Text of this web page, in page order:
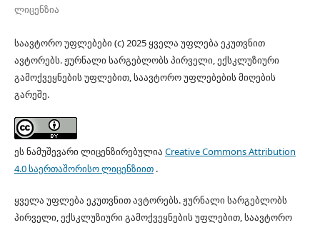
ლიცენზია
საავტორო უფლებები (c) 2025 ყველა უფლება ეკუთვნით
ავტორებს. ჟურნალი სარგებლობს პირველი, ექსკლუზიური
გამოქვეყნების უფლებით, საავტორო უფლებების მიღების
გარეშე.
ეს ნამუშევარი ლიცენზირებულია Creative Commons Attribution
4.0 საერთაშორისო ლიცენზიით.
ყველა უფლება ეკუთვნით ავტორებს. ჟურნალი სარგებლობს
პირველი, ექსკლუზიური გამოქვეყნების უფლებით, საავტორო